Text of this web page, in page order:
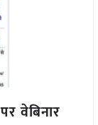
वेबिनार